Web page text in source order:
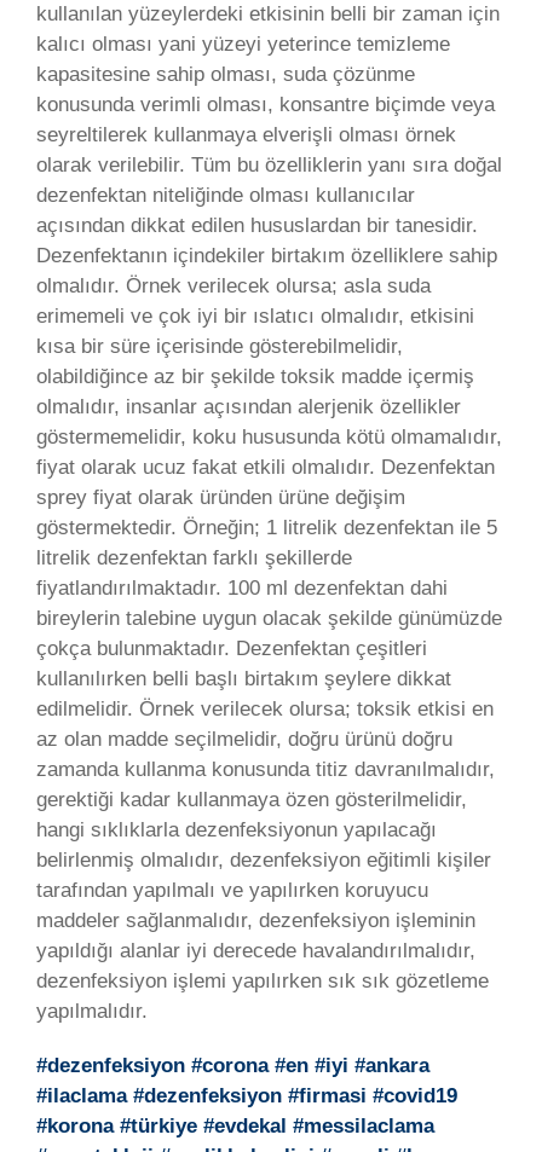
kullanılan yüzeylerdeki etkisinin belli bir zaman için
kalıcı olması yani yüzeyi yeterince temizleme
kapasitesine sahip olması, suda çözünme
konusunda verimli olması, konsantre biçimde veya
seyreltilerek kullanmaya elverişli olması örnek
olarak verilebilir. Tüm bu özelliklerin yanı sıra doğal
dezenfektan niteliğinde olması kullanıcılar
açısından dikkat edilen hususlardan bir tanesidir.
Dezenfektanın içindekiler birtakım özelliklere sahip
olmalıdır. Örnek verilecek olursa; asla suda
erimemeli ve çok iyi bir ıslatıcı olmalıdır, etkisini
kısa bir süre içerisinde gösterebilmelidir,
olabildiğince az bir şekilde toksik madde içermiş
olmalıdır, insanlar açısından alerjenik özellikler
göstermemelidir, koku hususunda kötü olmamalıdır,
fiyat olarak ucuz fakat etkili olmalıdır. Dezenfektan
sprey fiyat olarak üründen ürüne değişim
göstermektedir. Örneğin; 1 litrelik dezenfektan ile 5
litrelik dezenfektan farklı şekillerde
fiyatlandırılmaktadır. 100 ml dezenfektan dahi
bireylerin talebine uygun olacak şekilde günümüzde
çokça bulunmaktadır. Dezenfektan çeşitleri
kullanılırken belli başlı birtakım şeylere dikkat
edilmelidir. Örnek verilecek olursa; toksik etkisi en
az olan madde seçilmelidir, doğru ürünü doğru
zamanda kullanma konusunda titiz davranılmalıdır,
gerektiği kadar kullanmaya özen gösterilmelidir,
hangi sıklıklarla dezenfeksiyonun yapılacağı
belirlenmiş olmalıdır, dezenfeksiyon eğitimli kişiler
tarafından yapılmalı ve yapılırken koruyucu
maddeler sağlanmalıdır, dezenfeksiyon işleminin
yapıldığı alanlar iyi derecede havalandırılmalıdır,
dezenfeksiyon işlemi yapılırken sık sık gözetleme
yapılmalıdır.
#dezenfeksiyon #corona #en #iyi #ankara
#ilaclama #dezenfeksiyon #firmasi #covid19
#korona #türkiye #evdekal #messilaclama